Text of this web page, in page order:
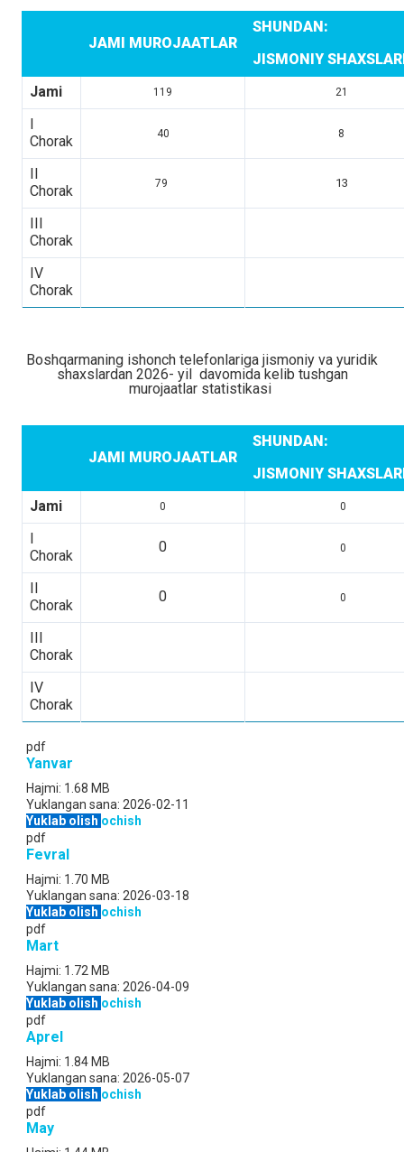
JAMI MUROJAATLAR
SHUNDAN:
JISMONIY
Jami
119 21
I
Chorak
40 8
II
Chorak
79 13
III
Chorak
IV
Chorak
Boshqarmaning ishonch telefonlariga jismoniy va yuridik
shaxslardan 2026- yil davomida kelib tushgan
murojaatlar statistikasi
JAMI MUROJAATLAR
SHUNDAN:
JISMONIY
Jami
0 0
I
Chorak
0 0
II
Chorak
0 0
III
Chorak
IV
Chorak
pdf
Yanvar
Hajmi: 1.68 MB
Yuklangan sana: 2026-02-11
Yuklab olish ochish
pdf
Fevral
Hajmi: 1.70 MB
Yuklangan sana: 2026-03-18
Yuklab olish ochish
pdf
Mart
Hajmi: 1.72 MB
Yuklangan sana: 2026-04-09
Yuklab olish ochish
pdf
Aprel
Hajmi: 1.84 MB
Yuklangan sana: 2026-05-07
Yuklab olish ochish
pdf
May